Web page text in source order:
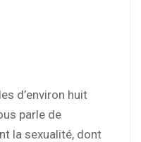
d’environ huit
parle de
la sexualité, dont